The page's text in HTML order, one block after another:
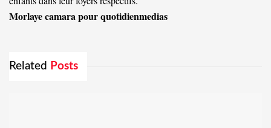
Morlaye camara pour quotidienmedias
Related Posts